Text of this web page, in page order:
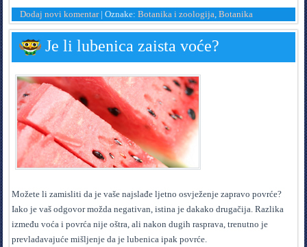
Dodaj novi komentar|Oznake:Botanika i zoologija ,Botanika
Je li lubenica zaista voće?
Možete li zamisliti da je vaše najslađe ljetno osvježenje zapravo povrće?
Iako je vaš odgovor možda negativan, istina je dakako drugačija. Razlika
između voća i povrća nije oštra, ali nakon dugih rasprava, trenutno je
prevladavajuće mišljenje da je lubenica ipak povrće.